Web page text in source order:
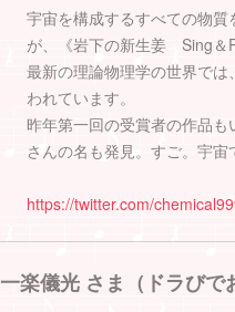
宇宙を構成するすべての物
が、《岩下の新生姜 Sing＆
最新の理論物理学の世界で
われています。
昨年第一回の受賞者の作品
さんの名も発見。すご。宇
https://twitter.com/
一楽儀光 さま（ドラびで